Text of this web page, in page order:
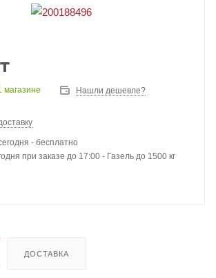
магазине Нашли дешевле?
- бесплатно
при заказе до 17:00 - Газель до 1500 кг
ДОСТАВКА